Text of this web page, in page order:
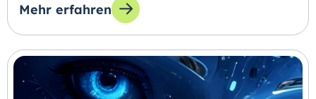
Mehr erfahren
zum Thema: Informationen strukturieren mit